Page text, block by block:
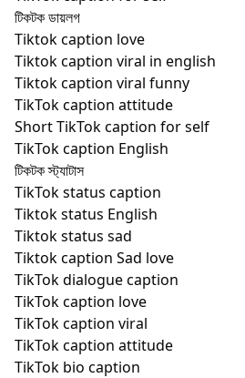
টিকটক ডায়লগ
Tiktok caption love
Tiktok caption viral in english
Tiktok caption viral funny
TikTok caption attitude
Short TikTok caption for self
TikTok caption English
টিকটক স্ট্যাটাস
TikTok status caption
Tiktok status English
Tiktok status sad
Tiktok caption Sad love
TikTok dialogue caption
TikTok caption love
TikTok caption viral
TikTok caption attitude
TikTok bio caption